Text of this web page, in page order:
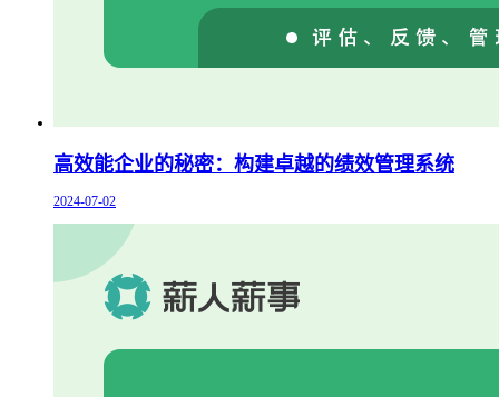
高效能企业的秘密：构建卓越的绩效管理系统
2024-07-02